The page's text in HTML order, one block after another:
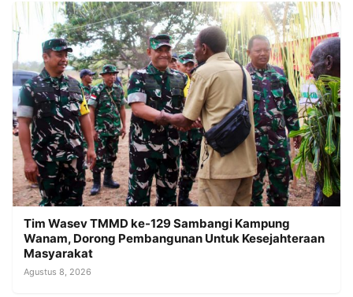
Tim Wasev TMMD ke-129 Sambangi Kampung
Wanam, Dorong Pembangunan Untuk Kesejahteraan
Masyarakat
Agustus 8, 2026